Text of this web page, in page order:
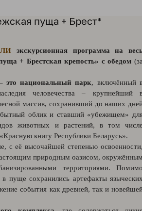
пуща + Брест*
экскурсионная программа на
+ Брестская крепость» с обедом
это национальный парк, включённый
человечества – крупнейший
массив, сохранивший до наших
облик и ставший «убежищем»
животных и растений, в том
книгу Республики Беларусь».
с её высочайшей степенью
природным оазисом,
территориями.
пуще сохранились артефакты
события как древней, так и